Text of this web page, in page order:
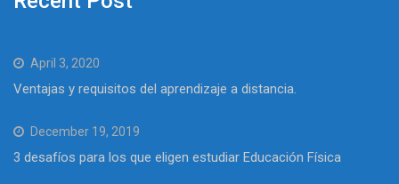
April 3, 2020
Ventajas y requisitos del aprendizaje a distancia.
December 19, 2019
3 desafíos para los que eligen estudiar Educación Física